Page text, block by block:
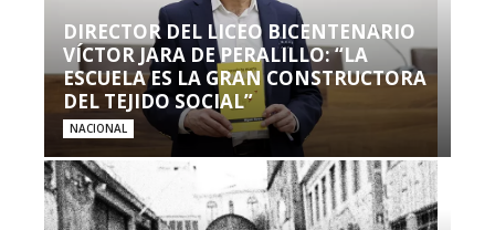
DIRECTOR DEL LICEO BICENTENARIO
VÍCTOR JARA DE PERALILLO: “LA
ESCUELA ES LA GRAN CONSTRUCTORA
DEL TEJIDO SOCIAL”
NACIONAL